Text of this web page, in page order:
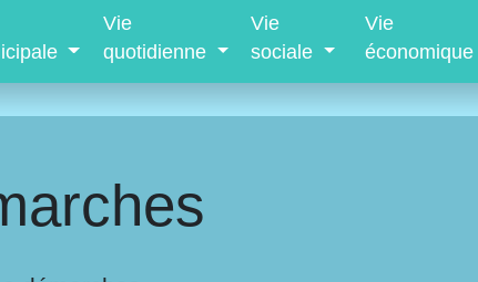
Vie
quotidienne
Vie
sociale
Vie
économique